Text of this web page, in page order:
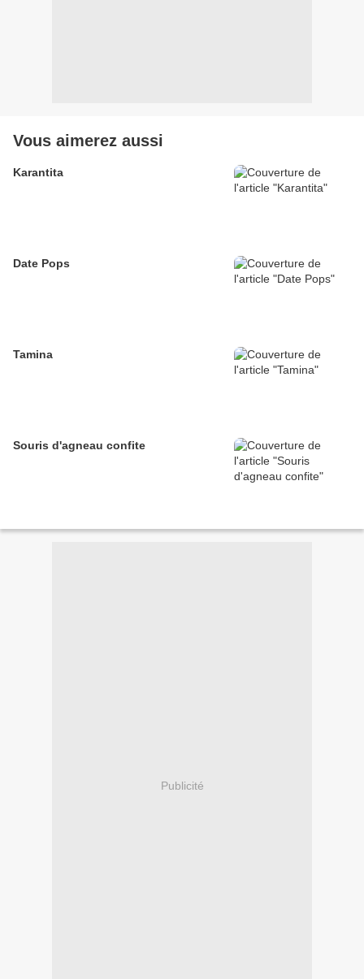
Vous aimerez aussi
Karantita
Date Pops
Tamina
Souris d'agneau confite
Publicité